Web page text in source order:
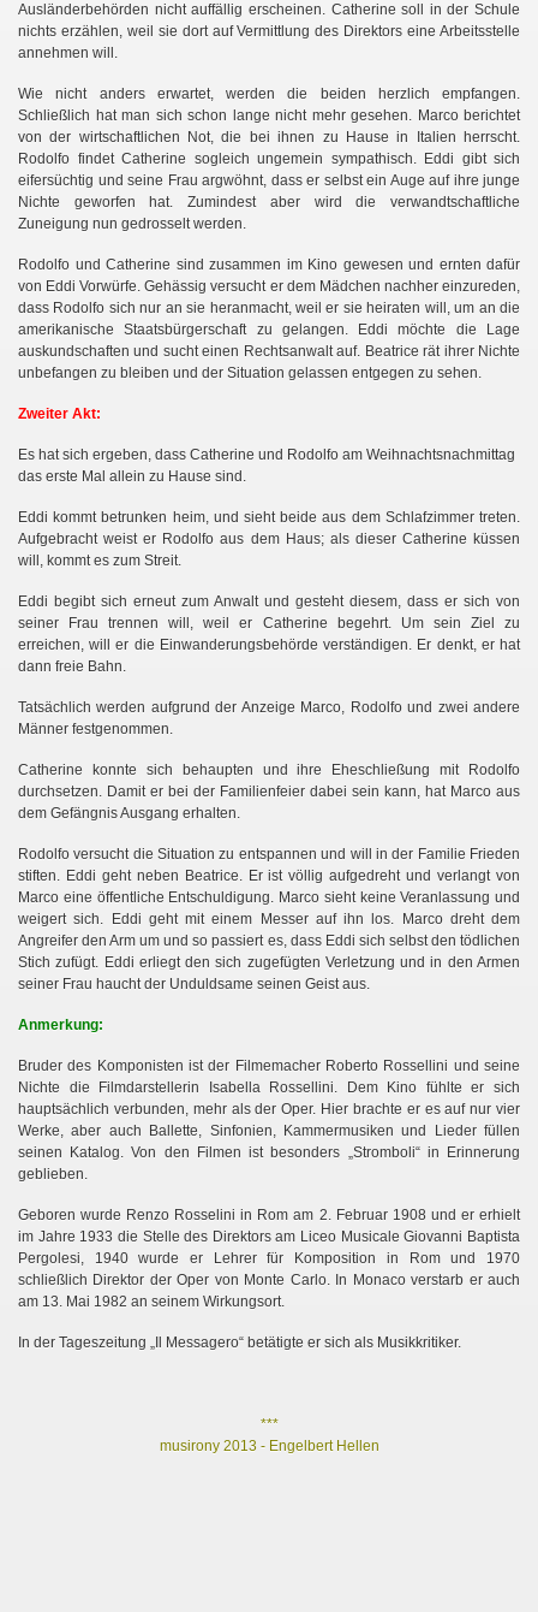
Ausländerbehörden nicht auffällig erscheinen. Catherine soll in der Schule
nichts erzählen, weil sie dort auf Vermittlung des Direktors eine Arbeitsstelle
annehmen will.
Wie nicht anders erwartet, werden die beiden herzlich empfangen.
Schließlich hat man sich schon lange nicht mehr gesehen. Marco berichtet
von der wirtschaftlichen Not, die bei ihnen zu Hause in Italien herrscht.
Rodolfo findet Catherine sogleich ungemein sympathisch. Eddi gibt sich
eifersüchtig und seine Frau argwöhnt, dass er selbst ein Auge auf ihre junge
Nichte geworfen hat. Zumindest aber wird die verwandtschaftliche
Zuneigung nun gedrosselt werden.
Rodolfo und Catherine sind zusammen im Kino gewesen und ernten dafür
von Eddi Vorwürfe. Gehässig versucht er dem Mädchen nachher einzureden,
dass Rodolfo sich nur an sie heranmacht, weil er sie heiraten will, um an die
amerikanische Staatsbürgerschaft zu gelangen. Eddi möchte die Lage
auskundschaften und sucht einen Rechtsanwalt auf. Beatrice rät ihrer Nichte
unbefangen zu bleiben und der Situation gelassen entgegen zu sehen.
Zweiter Akt:
Es hat sich ergeben, dass Catherine und Rodolfo am Weihnachtsnachmittag
das erste Mal allein zu Hause sind.
Eddi kommt betrunken heim, und sieht beide aus dem Schlafzimmer treten.
Aufgebracht weist er Rodolfo aus dem Haus; als dieser Catherine küssen
will, kommt es zum Streit.
Eddi begibt sich erneut zum Anwalt und gesteht diesem, dass er sich von
seiner Frau trennen will, weil er Catherine begehrt. Um sein Ziel zu
erreichen, will er die Einwanderungsbehörde verständigen. Er denkt, er hat
dann freie Bahn.
Tatsächlich werden aufgrund der Anzeige Marco, Rodolfo und zwei andere
Männer festgenommen.
Catherine konnte sich behaupten und ihre Eheschließung mit Rodolfo
durchsetzen. Damit er bei der Familienfeier dabei sein kann, hat Marco aus
dem Gefängnis Ausgang erhalten.
Rodolfo versucht die Situation zu entspannen und will in der Familie Frieden
stiften. Eddi geht neben Beatrice. Er ist völlig aufgedreht und verlangt von
Marco eine öffentliche Entschuldigung. Marco sieht keine Veranlassung und
weigert sich. Eddi geht mit einem Messer auf ihn los. Marco dreht dem
Angreifer den Arm um und so passiert es, dass Eddi sich selbst den tödlichen
Stich zufügt. Eddi erliegt den sich zugefügten Verletzung und in den Armen
seiner Frau haucht der Unduldsame seinen Geist aus.
Anmerkung:
Bruder des Komponisten ist der Filmemacher Roberto Rossellini und seine
Nichte die Filmdarstellerin Isabella Rossellini. Dem Kino fühlte er sich
hauptsächlich verbunden, mehr als der Oper. Hier brachte er es auf nur vier
Werke, aber auch Ballette, Sinfonien, Kammermusiken und Lieder füllen
seinen Katalog. Von den Filmen ist besonders „Stromboli“ in Erinnerung
geblieben.
Geboren wurde Renzo Rosselini in Rom am 2. Februar 1908 und er erhielt
im Jahre 1933 die Stelle des Direktors am Liceo Musicale Giovanni Baptista
Pergolesi, 1940 wurde er Lehrer für Komposition in Rom und 1970
schließlich Direktor der Oper von Monte Carlo. In Monaco verstarb er auch
am 13. Mai 1982 an seinem Wirkungsort.
In der Tageszeitung „Il Messagero“ betätigte er sich als Musikkritiker.
***
musirony 2013 - Engelbert Hellen